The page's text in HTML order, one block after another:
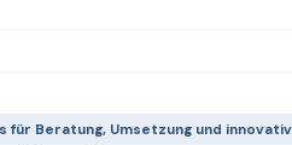
für Beratung, Umsetzung und